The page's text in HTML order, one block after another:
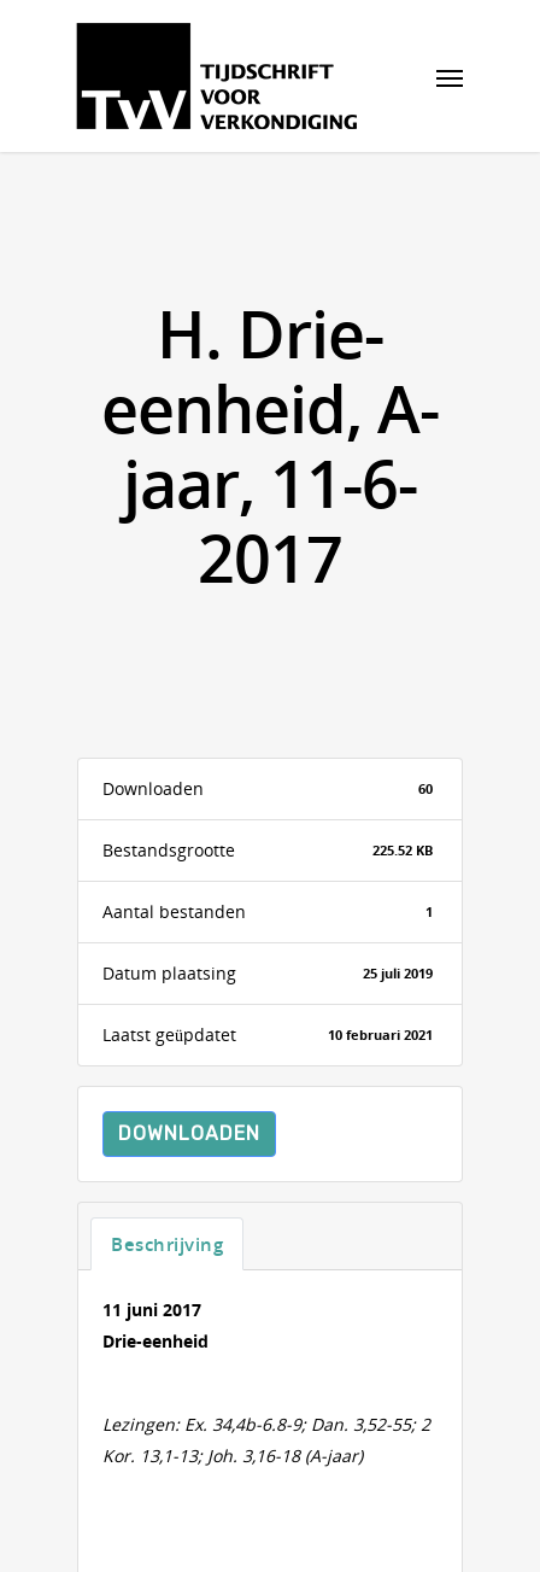
H. Drie-
eenheid, A-
jaar, 11-6-
2017
Downloaden 60
Bestandsgrootte 225.52 KB
Aantal bestanden 1
Datum plaatsing 25 juli 2019
Laatst geüpdatet 10 februari 2021
DOWNLOADEN
Beschrijving
11 juni 2017
Drie-eenheid
Lezingen: Ex. 34,4b-6.8-9; Dan. 3,52-55; 2
Kor. 13,1-13; Joh. 3,16-18 (A-jaar)